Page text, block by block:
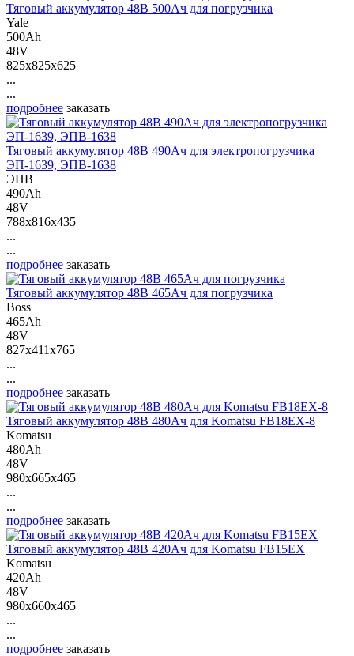
Тяговый аккумулятор 48В 500Ач для погрузчика
Yale
500Ah
48V
825x825x625
...
...
подробнее заказать
Тяговый аккумулятор 48В 490Ач для электропогрузчика
ЭП-1639, ЭПВ-1638
ЭПВ
490Ah
48V
788x816x435
...
...
подробнее заказать
Тяговый аккумулятор 48В 465Ач для погрузчика
Boss
465Ah
48V
827x411x765
...
...
подробнее заказать
Тяговый аккумулятор 48В 480Ач для Komatsu FB18EX-8
Komatsu
480Ah
48V
980x665x465
...
...
подробнее заказать
Тяговый аккумулятор 48В 420Ач для Komatsu FB15EX
Komatsu
420Ah
48V
980x660x465
...
...
подробнее заказать